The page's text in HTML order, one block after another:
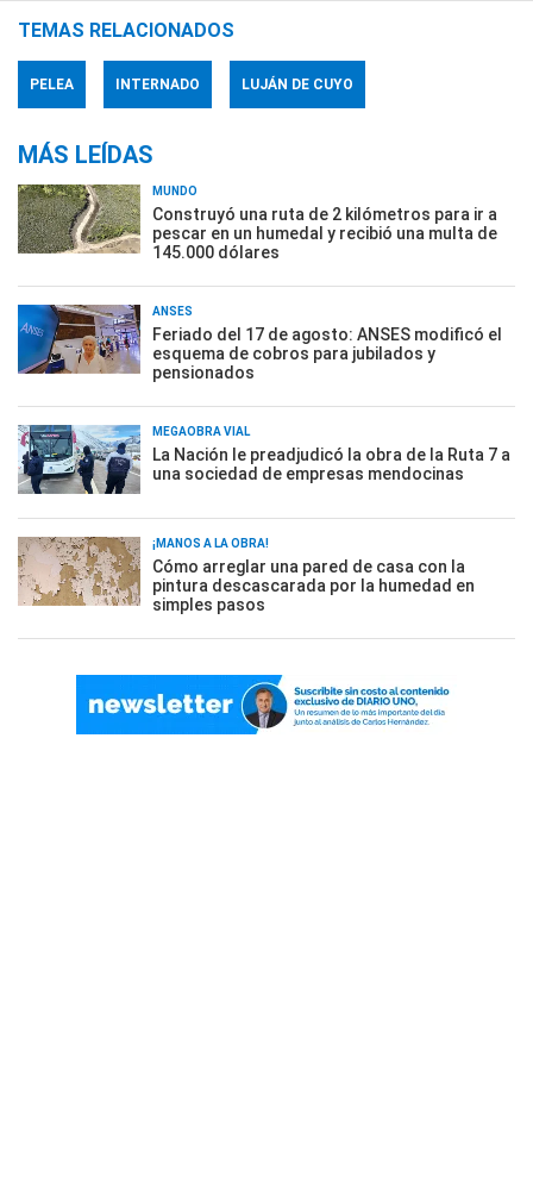
TEMAS RELACIONADOS
PELEA INTERNADO LUJÁN DE CUYO
MÁS LEÍDAS
MUNDO
Construyó una ruta de 2 kilómetros para ir a
pescar en un humedal y recibió una multa de
145.000 dólares
ANSES
Feriado del 17 de agosto: ANSES modificó el
esquema de cobros para jubilados y
pensionados
MEGAOBRA VIAL
La Nación le preadjudicó la obra de la Ruta 7 a
una sociedad de empresas mendocinas
¡MANOS A LA OBRA!
Cómo arreglar una pared de casa con la
pintura descascarada por la humedad en
simples pasos